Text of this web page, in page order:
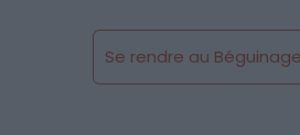
Se rendre au